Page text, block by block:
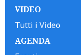
VIDEO
Tutti i Video
AGENDA